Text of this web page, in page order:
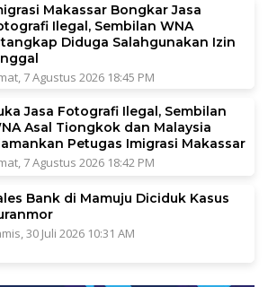
Makassar Bongkar Jasa
Ilegal, Sembilan WNA
Diduga Salahgunakan Izin
7 Agustus 2026 18:45 PM
Jasa Fotografi Ilegal, Sembilan
Asal Tiongkok dan Malaysia
Petugas Imigrasi Makassar
7 Agustus 2026 18:42 PM
Bank di Mamuju Diciduk Kasus
30 Juli 2026 10:31 AM